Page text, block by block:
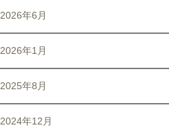
2026年6月
2026年1月
2025年8月
2024年12月